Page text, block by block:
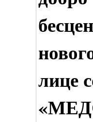
лице